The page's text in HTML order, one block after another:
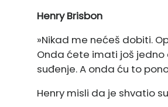
Henry Brisbon
»Nikad me nećeš dobiti.
Onda ćete imati još jedno
suđenje. A onda ću to
Henry misli da je shvatio